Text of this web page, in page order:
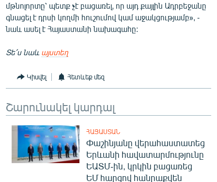
մթնոլորտը՝ պետք չէ բացառել, որ այդ քայլին Ադրբեջանը
գնացել է դրսի կողմի հուշումով կամ աջակցությամբ», -
նաև ասել է Հայաստանի նախագահը:
Տե՛ս նաև այստեղ
Կիսվել Հետևեք մեզ
Շարունակել կարդալ
ՀԱՅԱՍՏԱՆ
Փաշինյանը վերահաստատեց
Երևանի հավատարմությունը
ԵԱՏՄ-ին, կրկին բացառեց
ԵՄ հարցով հանրաքվեն